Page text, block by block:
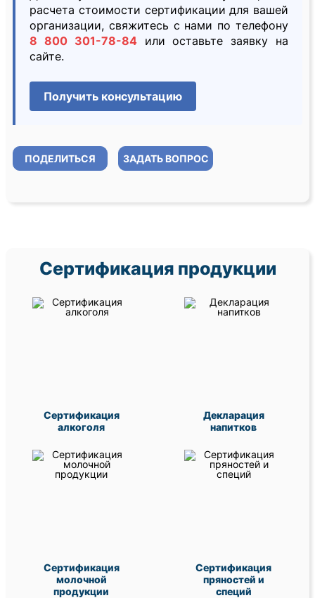
расчета стоимости сертификации для вашей
организации, свяжитесь с нами по телефону
8 800 301-78-84или оставьте заявку на
сайте.
Получить консультацию
ПОДЕЛИТЬСЯ ЗАДАТЬ ВОПРОС
Сертификация продукции
Сертификация
алкоголя
Декларация
напитков
Сертификация
молочной
продукции
Сертификация
пряностей и
специй